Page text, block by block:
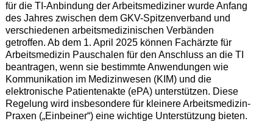
für die TI-Anbindung der Arbeitsmediziner wurde Anfang
des Jahres zwischen dem GKV-Spitzenverband und
verschiedenen arbeitsmedizinischen Verbänden
getroffen. Ab dem 1. April 2025 können Fachärzte für
Arbeitsmedizin Pauschalen für den Anschluss an die TI
beantragen, wenn sie bestimmte Anwendungen wie
Kommunikation im Medizinwesen (KIM) und die
elektronische Patientenakte (ePA) unterstützen. Diese
Regelung wird insbesondere für kleinere Arbeitsmedizin-
Praxen („Einbeiner“) eine wichtige Unterstützung bieten.